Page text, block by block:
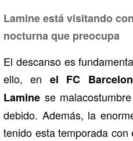
Lamine está visitando
nocturna que preocupa
El descanso es
ello, en el FC
Lamine se
debido. Además, la
tenido esta temporada